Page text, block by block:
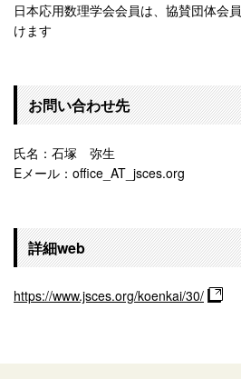
日本応用数理学会会員は、協賛団体会
けます
お問い合わせ先
氏名：石塚 弥生
Eメール：office_AT_jsces.org
詳細web
https://www.jsces.org/koenkai/30/